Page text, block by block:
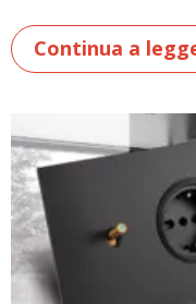
Continua a